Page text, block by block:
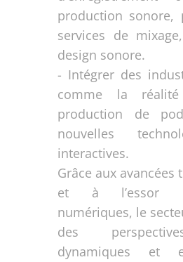
production sonore,
services de
design sonore.
- Intégrer des
comme la
production de
nouvelles
interactives.
Grâce aux avancées
et à l’essor
numériques, le
des
dynamiques et